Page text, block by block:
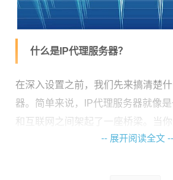
什么是IP代理服务器？
在深入设置之前，我们先来搞清楚
器。简单来说，IP代理服务器就像
和互联网之间架起了一座桥梁。当
问网站时，网站看到的并不是你的
-- 展开阅读全文 --